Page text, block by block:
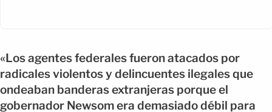
«Los agentes federales fueron atacados por
radicales violentos y delincuentes ilegales que
ondeaban banderas extranjeras porque el
gobernador Newsom era demasiado débil para